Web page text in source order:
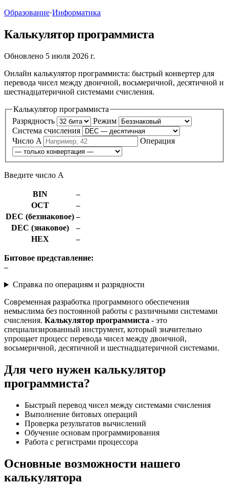
Образование·Информатика
Калькулятор программиста
Обновлено 5 июля 2026 г.
Онлайн калькулятор программиста: быстрый конвертер для
перевода чисел между двоичной, восьмеричной, десятичной и
шестнадцатеричной системами счисления.
Калькулятор программиста
Разрядность
Режим
Система счисления
Число A
Операция
Введите число A
BIN —
OCT —
DEC (беззнаковое) —
DEC (знаковое) —
HEX —
Битовое представление:
—
Справка по операциям и разрядности
Современная разработка программного обеспечения
немыслима без постоянной работы с различными системами
счисления. Калькулятор программиста - это
специализированный инструмент, который значительно
упрощает процесс перевода чисел между двоичной,
восьмеричной, десятичной и шестнадцатеричной системами.
Для чего нужен калькулятор
программиста?
Быстрый перевод чисел между системами счисления
Выполнение битовых операций
Проверка результатов вычислений
Обучение основам программирования
Работа с регистрами процессора
Основные возможности нашего
калькулятора